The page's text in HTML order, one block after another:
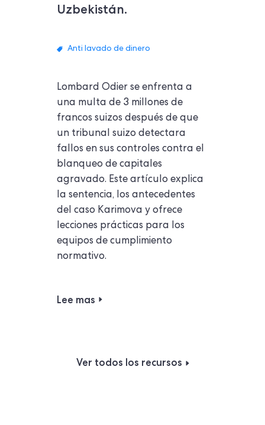
Uzbekistán.
Anti lavado de dinero
Lombard Odier se enfrenta a
una multa de 3 millones de
francos suizos después de que
un tribunal suizo detectara
fallos en sus controles contra el
blanqueo de capitales
agravado. Este artículo explica
la sentencia, los antecedentes
del caso Karimova y ofrece
lecciones prácticas para los
equipos de cumplimiento
normativo.
Lee mas
Ver todos los recursos